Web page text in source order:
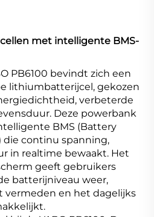
met intelligente BMS-
PB6100 bevindt zich een
lithiumbatterijcel, gekozen
verbeterde
Deze powerbank
BMS (Battery
die continu spanning,
in realtime bewaakt. Het
geeft gebruikers
batterijniveau weer,
vermeden en het dagelijks